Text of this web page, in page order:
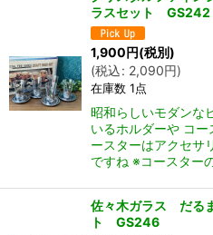
ラスセット GS242
1,900円(税別)
(税込: 2,090円)
在庫数 1点
昭和らしいモダンな
いるホルダーや コ
ースターはアクセサ
ですね ※コースター
佐々木ガラス だる
ト GS246